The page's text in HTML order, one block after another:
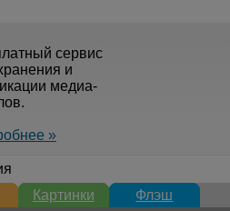
сервис
и
медиа-
»
Картинки
Флэш